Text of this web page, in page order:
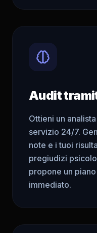
Audit
Ottieni un
servizio 24/7.
note e i tuoi
pregiudizi
propone un
immediato.